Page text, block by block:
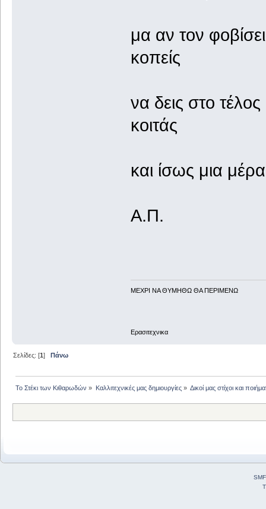
μα αν τον
κοπείς
να δεις στο
κοιτάς
και ίσως μια
Α.Π.
ΜΕΧΡΙ ΝΑ ΘΥΜHΘΩ ΘΑ ΠΕΡΙΜΕΝΩ
Ερασιτεχνικα
Σελίδες: [1] Πάνω
Το Στέκι των Κιθαρωδών » Καλλιτεχνικές μας δημιουργίες» Δικοί μας στίχοι και